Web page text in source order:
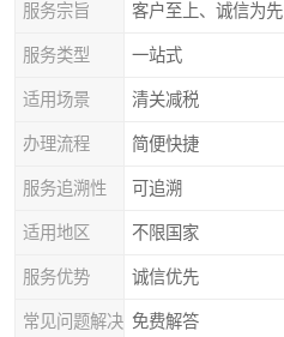
服务宗旨 客户至上、诚信为先
服务类型 一站式
适用场景 清关减税
办理流程 简便快捷
服务追溯性 可追溯
适用地区 不限国家
服务优势 诚信优先
常见问题解决 免费解答